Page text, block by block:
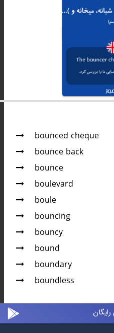
bounced cheque
bounce back
bounce
boulevard
boule
bouncing
bouncy
bound
boundary
boundless